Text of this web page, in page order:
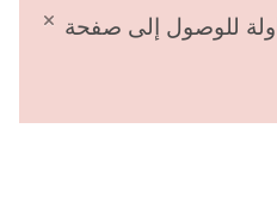
× للوصول إلى صفحة